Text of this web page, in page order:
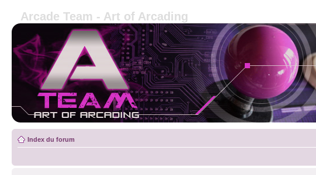
Arcade Team - Art of Arcading
Index du forum